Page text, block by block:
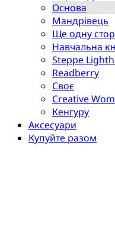
Основа
Мандрівець
Ще одну
Навчальна
Steppe
Readberry
Своє
Creative
Кенгуру
Аксесуари
Купуйте разом